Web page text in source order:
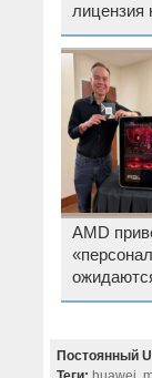
лицензия
Windows
AMD
Постоянный